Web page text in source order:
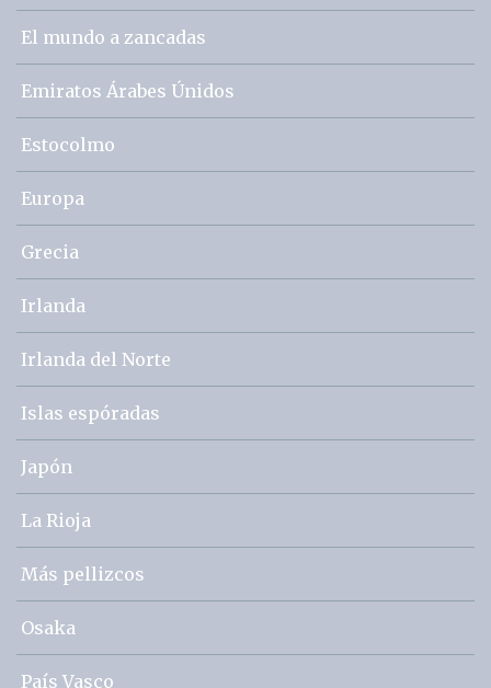
El mundo a zancadas
Emiratos Árabes Únidos
Estocolmo
Europa
Grecia
Irlanda
Irlanda del Norte
Islas espóradas
Japón
La Rioja
Más pellizcos
Osaka
País Vasco